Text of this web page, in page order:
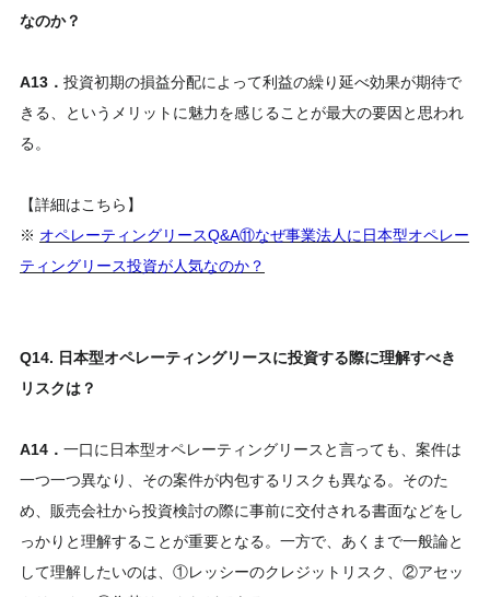
なのか？
A13． 投資初期の損益分配によって利益の繰り延べ効果が期待で
きる、というメリットに魅力を感じることが最大の要因と思われ
る。
【詳細はこちら】
※ オペレーティングリースQ&A⑪なぜ事業法人に日本型オペレー
ティングリース投資が人気なのか？
Q14. 日本型オペレーティングリースに投資する際に理解すべき
リスクは？
A14． 一口に日本型オペレーティングリースと言っても、案件は
一つ一つ異なり、その案件が内包するリスクも異なる。そのた
め、販売会社から投資検討の際に事前に交付される書面などをし
っかりと理解することが重要となる。一方で、あくまで一般論と
して理解したいのは、①レッシーのクレジットリスク、②アセッ